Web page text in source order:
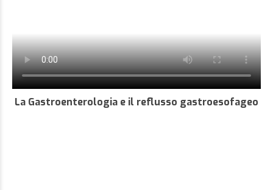
La Gastroenterologia e il reflusso gastroesofageo